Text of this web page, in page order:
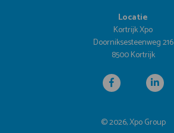
Locatie
Kortrijk Xpo
Doorniksesteenweg 216
8500 Kortrijk
© 2026, Xpo Group